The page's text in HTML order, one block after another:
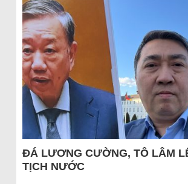
ĐÁ LƯƠNG CƯỜNG, TÔ LÂM
TỊCH NƯỚC